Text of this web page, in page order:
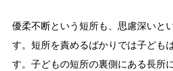
優柔不断という短所も、思慮深いと
す。短所を責めるばかりでは子ども
す。子どもの短所の裏側にある長所